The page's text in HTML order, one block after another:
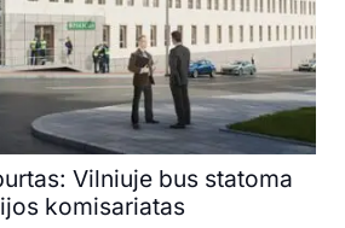
Vilniuje bus statoma
komisariatas